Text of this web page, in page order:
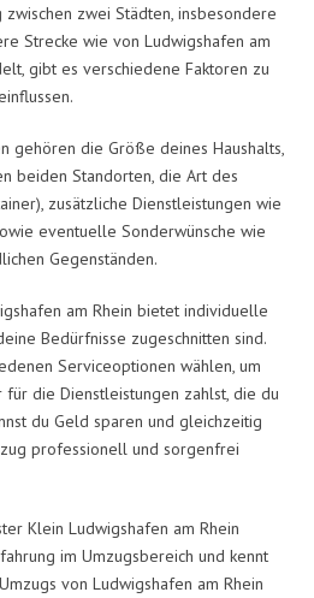
zwei Städten, insbesondere
Strecke wie von Ludwigshafen am
gibt es verschiedene Faktoren zu
gehören die Größe deines Haushalts,
beiden Standorten, die Art des
zusätzliche Dienstleistungen wie
eventuelle Sonderwünsche wie
Gegenständen.
am Rhein bietet individuelle
Bedürfnisse zugeschnitten sind.
Serviceoptionen wählen, um
für die Dienstleistungen zahlst, die du
du Geld sparen und gleichzeitig
professionell und sorgenfrei
Klein Ludwigshafen am Rhein
im Umzugsbereich und kennt
von Ludwigshafen am Rhein